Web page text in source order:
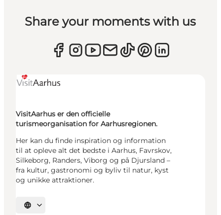
Share your moments with us
VisitAarhus er den officielle
turismeorganisation for Aarhusregionen.
Her kan du finde inspiration og information
til at opleve alt det bedste i Aarhus, Favrskov,
Silkeborg, Randers, Viborg og på Djursland –
fra kultur, gastronomi og byliv til natur, kyst
og unikke attraktioner.
Vælg sprog